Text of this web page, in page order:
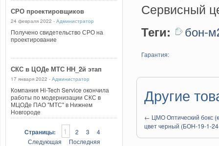
СРО проектировщиков
24 февраля 2022 - Администратор
Получено свидетельство СРО на
проектирование
СКС в ЦОДе МТС НН_2й этап
17 января 2022 - Администратор
Компания Hi-Tech Service окончила
работы по модернизации СКС в
МЦОДе ПАО "МТС" в Нижнем
Новгороде
Страницы: 1 2 3
4
Следующая
Последняя
Сервисный
Теги: бон-
Гарантия:
Другие
← ЦМО Оптический бокс
цвет черный (БОН-19-1-